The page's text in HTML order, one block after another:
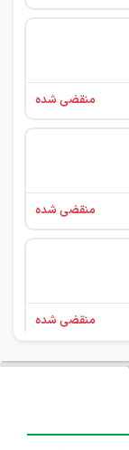
منقضی شده
منقضی شده
منقضی شده